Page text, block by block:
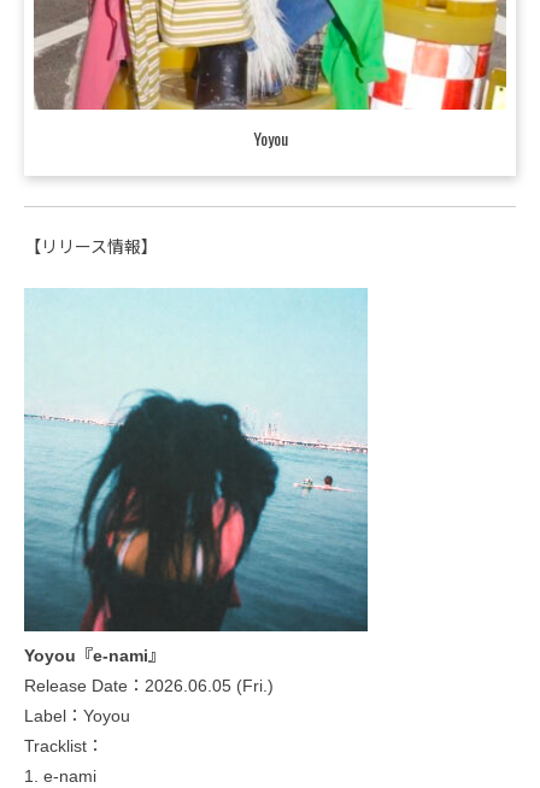
Yoyou
【リリース情報】
Yoyou『e-nami』
Release Date：2026.06.05 (Fri.)
Label：Yoyou
Tracklist：
1. e-nami